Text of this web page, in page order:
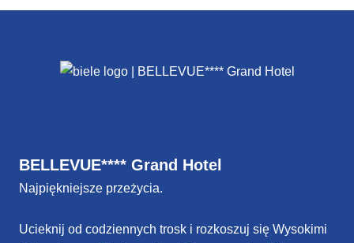
BELLEVUE**** Grand Hotel
Najpiękniejsze przeżycia.
Ucieknij od codziennych trosk i rozkoszuj się Wysokimi